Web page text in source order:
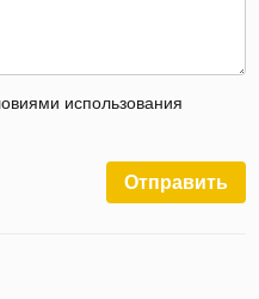
использования
Отправить